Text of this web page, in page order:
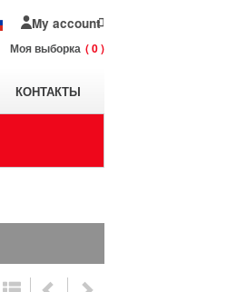
My account
Моя выборка 0
КОНТАКТЫ